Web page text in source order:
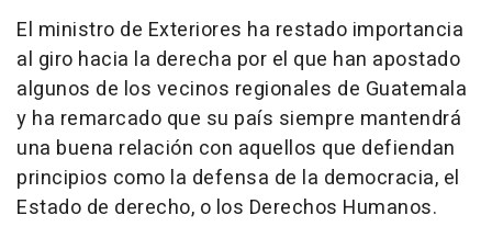
El ministro de Exteriores ha restado importancia
al giro hacia la derecha por el que han apostado
algunos de los vecinos regionales de Guatemala
y ha remarcado que su país siempre mantendrá
una buena relación con aquellos que defiendan
principios como la defensa de la democracia, el
Estado de derecho, o los Derechos Humanos.